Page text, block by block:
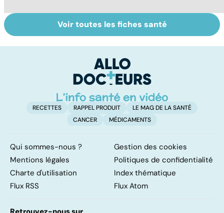
La tuberculose
pulmonaire
L'eau, source de
vie
Voir toutes les fiches santé
RECETTES RAPPEL PRODUIT
LE MAG DE LA SANTÉ
CANCER
MÉDICAMENTS
Qui sommes-nous ?
Gestion des cookies
Mentions légales
Politiques de confidentialité
Charte d'utilisation
Index thématique
Flux RSS
Flux Atom